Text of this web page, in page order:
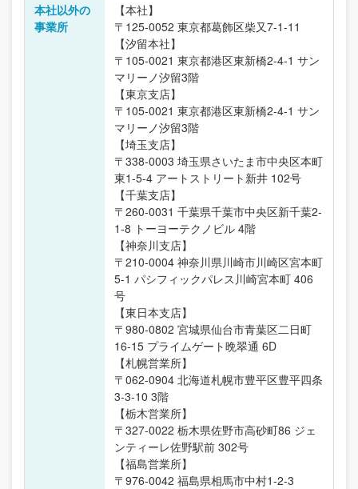
本社以外の
事業所
【本社】
〒125-0052 東京都葛飾区柴又7-1-11
【汐留本社】
〒105-0021 東京都港区東新橋2-4-1 サン
マリーノ汐留3階
【東京支店】
〒105-0021 東京都港区東新橋2-4-1 サン
マリーノ汐留3階
【埼玉支店】
〒338-0003 埼玉県さいたま市中央区本町
東1-5-4 アートストリート新井 102号
【千葉支店】
〒260-0031 千葉県千葉市中央区新千葉2-
1-8 トーヨーテクノビル 4階
【神奈川支店】
〒210-0004 神奈川県川崎市川崎区宮本町
5-1 パシフィックパレス川崎宮本町 406
号
【東日本支店】
〒980-0802 宮城県仙台市青葉区二日町
16-15 プライムゲート晩翠通 6D
【札幌営業所】
〒062-0904 北海道札幌市豊平区豊平四条
3-3-10 3階
【栃木営業所】
〒327-0022 栃木県佐野市高砂町86 ジェ
ンティーレ佐野駅前 302号
【福島営業所】
〒976-0042 福島県相馬市中村1-2-3